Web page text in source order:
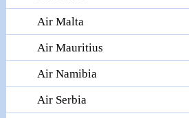
Air Malta
Air Mauritius
Air Namibia
Air Serbia